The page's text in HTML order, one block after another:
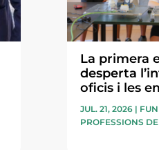
La primera
desperta
oficis i les
JUL. 21, 2026|
PROFESSIONS